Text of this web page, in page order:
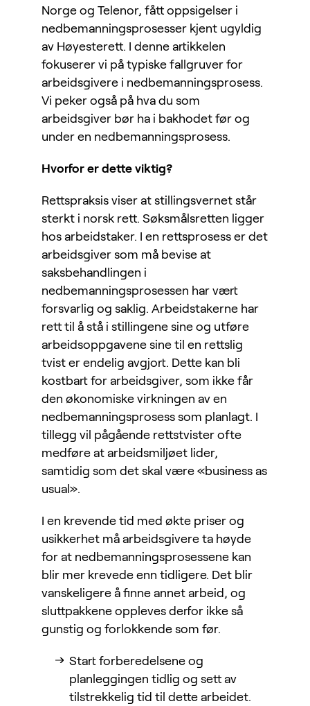
Norge og Telenor, fått oppsigelser i
nedbemanningsprosesser kjent ugyldig
av Høyesterett. I denne artikkelen
fokuserer vi på typiske fallgruver for
arbeidsgivere i nedbemanningsprosess.
Vi peker også på hva du som
arbeidsgiver bør ha i bakhodet før og
under en nedbemanningsprosess.
Hvorfor er dette viktig?
Rettspraksis viser at stillingsvernet står
sterkt i norsk rett. Søksmålsretten ligger
hos arbeidstaker. I en rettsprosess er det
arbeidsgiver som må bevise at
saksbehandlingen i
nedbemanningsprosessen har vært
forsvarlig og saklig. Arbeidstakerne har
rett til å stå i stillingene sine og utføre
arbeidsoppgavene sine til en rettslig
tvist er endelig avgjort. Dette kan bli
kostbart for arbeidsgiver, som ikke får
den økonomiske virkningen av en
nedbemanningsprosess som planlagt. I
tillegg vil pågående rettstvister ofte
medføre at arbeidsmiljøet lider,
samtidig som det skal være «business as
usual».
I en krevende tid med økte priser og
usikkerhet må arbeidsgivere ta høyde
for at nedbemanningsprosessene kan
blir mer krevede enn tidligere. Det blir
vanskeligere å finne annet arbeid, og
sluttpakkene oppleves derfor ikke så
gunstig og forlokkende som før.
Start forberedelsene og
planleggingen tidlig og sett av
tilstrekkelig tid til dette arbeidet.